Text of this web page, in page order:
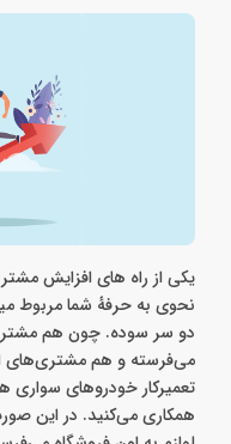
یکی از راه های افزایش
نحوی به حرفهٔ شما مربوط
دو سر سوده. چون هم
می‌فرسته و هم مشتری‌های